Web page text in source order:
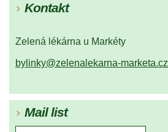
Kontakt
Zelená lékárna u Markéty
bylinky@zelenalekarna-marketa.cz
Mail list